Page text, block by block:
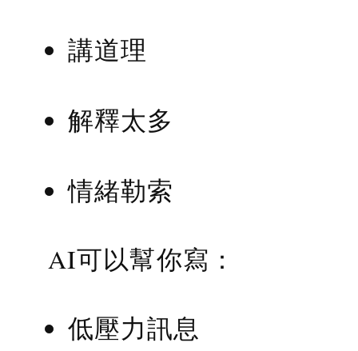
講道理
解釋太多
情緒勒索
AI可以幫你寫：
低壓力訊息